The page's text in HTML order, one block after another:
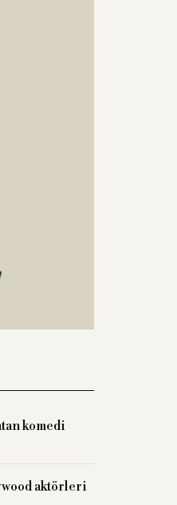
komedi
aktörleri